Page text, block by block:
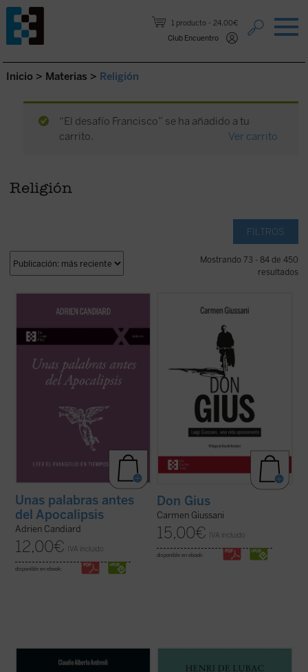
1 producto
24,00€
Club Encuentro
Saltar al contenido.
Inicio > Materias > Religión
“El desafío Francisco” se ha añadido a tu
carrito.
Ver carrito
Religión
FILTROS
Mostrando 73 - 84 de 450
resultados
últimas décadas del siglo XX, el dominico
en un mundo firme y tranquilizador que, de
modo casi repentino, se ha hundido en el
Unas palabras antes
del Apocalipsis
Adrien Candiard
12,00€ IVA incluido
disponible en ebook:
recoge cerca de un centenar de
vida, compartieron un tramo de camino con
él. Un libro único y precioso que, con motivo
del centenario del nacimiento del fundador
Don Gius
Carmen Giussani
15,00€ IVA incluido
disponible en ebook:
El 4 de septiembre de 2022 fue beatificado
el Siervo de Dios Albino Luciani, quien fue
cristianos en la sociedad contemporánea?